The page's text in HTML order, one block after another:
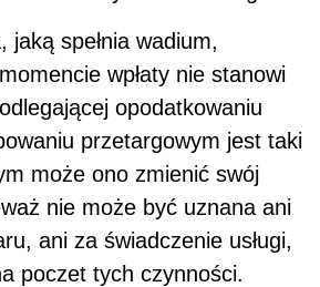
jaką spełnia wadium,
wpłaty nie stanowi
opodatkowaniu
przetargowym jest taki
może ono zmienić swój
nie może być uznana ani
ani za świadczenie usługi,
poczet tych czynności.